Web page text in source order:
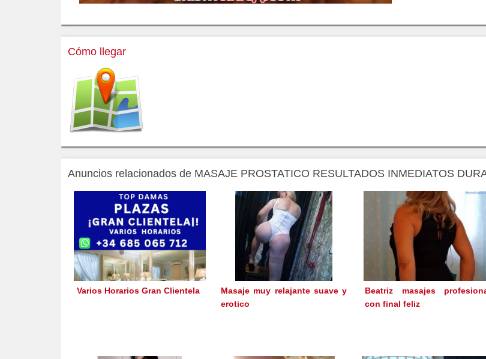
Cómo llegar
Anuncios relacionados de MASAJE PROSTATICO RESULTADOS INMEDIATOS
Varios Horarios Gran Clientela
Masaje muy relajante suave y
erotico
Beatriz masajes
con final feliz